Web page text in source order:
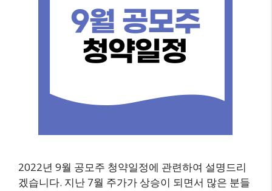
2022년 9월 공모주 청약일정에 관련하여 설명드리
겠습니다. 지난 7월 주가가 상승이 되면서 많은 분들